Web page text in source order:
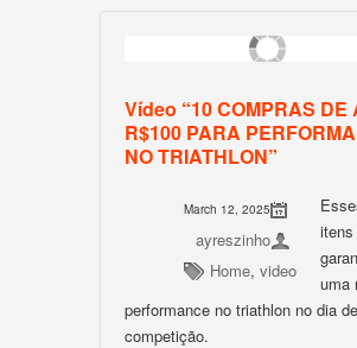
Vídeo “10 COMPRAS DE
R$100 PARA
NO TRIATHLON”
March 12, 2025
ayreszinho
Home, video
uma
performance no triathlon no dia
competição.